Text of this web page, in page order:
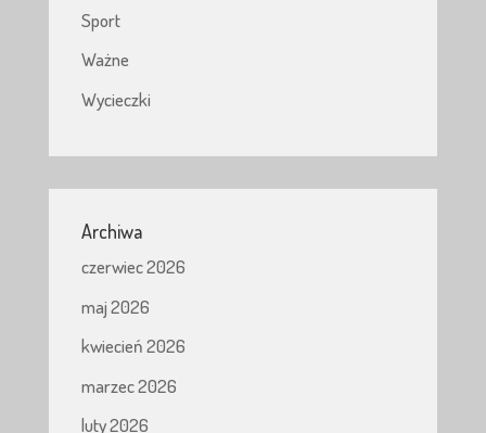
Sport
Ważne
Wycieczki
Archiwa
czerwiec 2026
maj 2026
kwiecień 2026
marzec 2026
luty 2026